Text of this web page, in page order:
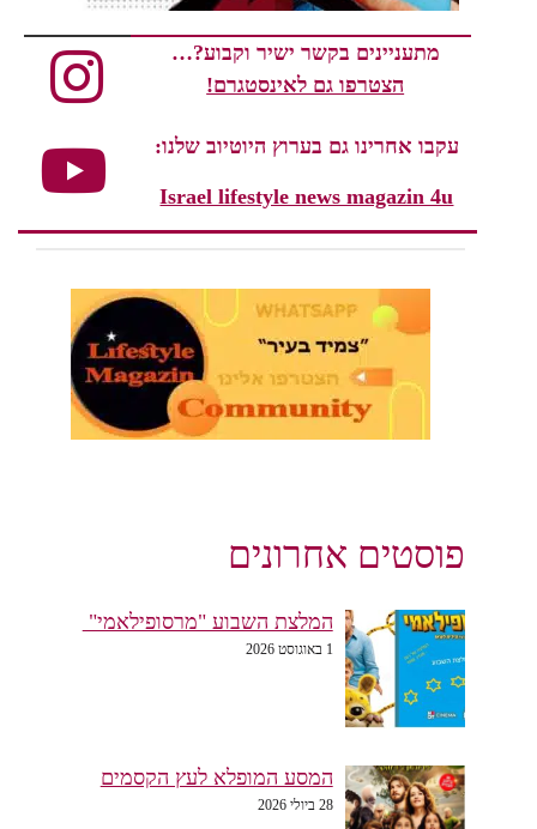
מתעניינים בקשר ישיר וקבוע?…
הצטרפו גם לאינסטגרם!
עקבו אחרינו גם בערוץ היוטיוב שלנו:
Israel lifestyle news magazin 4u
פוסטים אחרונים
המלצת השבוע "מרסופילאמי"
1 באוגוסט 2026
המסע המופלא לעץ הקסמים
28 ביולי 2026